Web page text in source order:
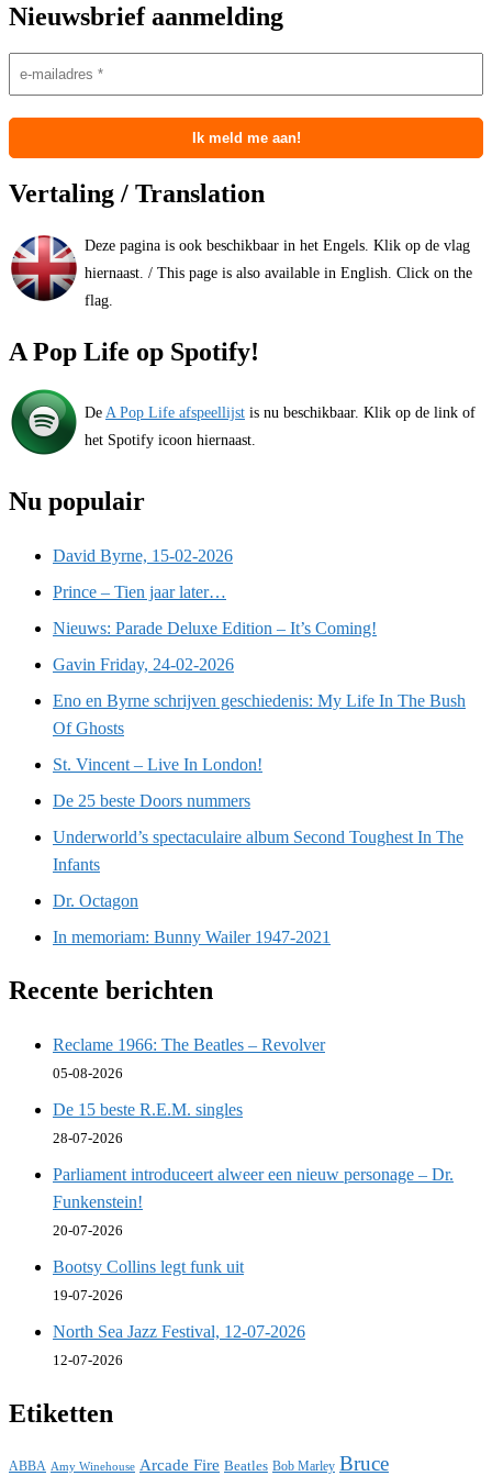
Nieuwsbrief aanmelding
Vertaling / Translation
Deze pagina is ook beschikbaar in het Engels. Klik op de vlag
hiernaast. / This page is also available in English. Click on the
flag.
A Pop Life op Spotify!
De A Pop Life afspeellijst is nu beschikbaar. Klik op de link of
het Spotify icoon hiernaast.
Nu populair
David Byrne, 15-02-2026
Prince – Tien jaar later…
Nieuws: Parade Deluxe Edition – It’s Coming!
Gavin Friday, 24-02-2026
Eno en Byrne schrijven geschiedenis: My Life In The Bush
Of Ghosts
St. Vincent – Live In London!
De 25 beste Doors nummers
Underworld’s spectaculaire album Second Toughest In The
Infants
Dr. Octagon
In memoriam: Bunny Wailer 1947-2021
Recente berichten
Reclame 1966: The Beatles – Revolver
05-08-2026
De 15 beste R.E.M. singles
28-07-2026
Parliament introduceert alweer een nieuw personage – Dr.
Funkenstein!
20-07-2026
Bootsy Collins legt funk uit
19-07-2026
North Sea Jazz Festival, 12-07-2026
12-07-2026
Etiketten
ABBA Amy Winehouse Arcade Fire Beatles Bob Marley Bruce